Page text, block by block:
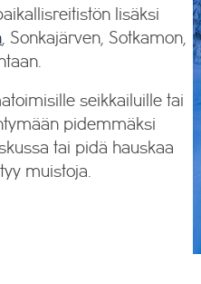
lisäksi
, Sonkajärven, Sotkamon,
seikkailuille tai
pidemmäksi
tai pidä hauskaa
muistoja.